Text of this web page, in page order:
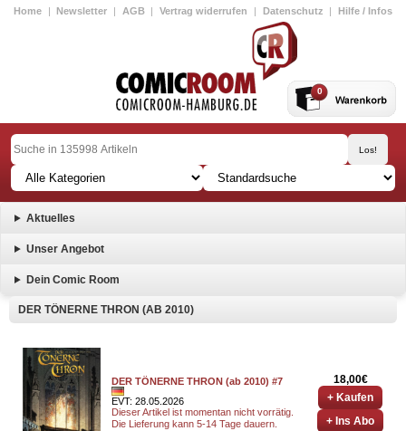
Home | Newsletter | AGB | Vertrag widerrufen | Datenschutz | Hilfe / Infos
0
Aktuelles
Unser Angebot
Dein Comic Room
DER TÖNERNE THRON (AB 2010)
DER TÖNERNE THRON (ab 2010) #7
EVT: 28.05.2026
Dieser Artikel ist momentan nicht vorrätig.
Die Lieferung kann 5-14 Tage dauern.
18,00€
+ Kaufen
+ Ins Abo